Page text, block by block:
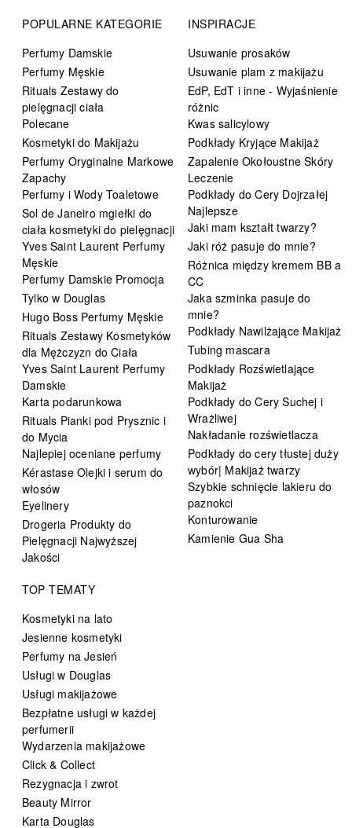
POPULARNE KATEGORIE
Perfumy Damskie
Perfumy Męskie
Rituals Zestawy do
pielęgnacji ciała
Polecane
Kosmetyki do Makijażu
Perfumy Oryginalne Markowe
Zapachy
Perfumy i Wody Toaletowe
Sol de Janeiro mgiełki do
ciała kosmetyki do pielęgnacji
Yves Saint Laurent Perfumy
Męskie
Perfumy Damskie Promocja
Tylko w Douglas
Hugo Boss Perfumy Męskie
Rituals Zestawy Kosmetyków
dla Mężczyzn do Ciała
Yves Saint Laurent Perfumy
Damskie
Karta podarunkowa
Rituals Pianki pod Prysznic i
do Mycia
Najlepiej oceniane perfumy
Kérastase Olejki i serum do
włosów
Eyelinery
Drogeria Produkty do
Pielęgnacji Najwyższej
Jakości
INSPIRACJE
Usuwanie prosaków
Usuwanie plam z makijażu
EdP, EdT i inne - Wyjaśnienie
różnic
Kwas salicylowy
Podkłady Kryjące Makijaż
Zapalenie Okołoustne Skóry
Leczenie
Podkłady do Cery Dojrzałej
Najlepsze
Jaki mam kształt twarzy?
Jaki róż pasuje do mnie?
Różnica między kremem BB a
CC
Jaka szminka pasuje do
mnie?
Podkłady Nawilżające Makijaż
Tubing mascara
Podkłady Rozświetlające
Makijaż
Podkłady do Cery Suchej i
Wrażliwej
Nakładanie rozświetlacza
Podkłady do cery tłustej duży
wybór| Makijaż twarzy
Szybkie schnięcie lakieru do
paznokci
Konturowanie
Kamienie Gua Sha
TOP TEMATY
Kosmetyki na lato
Jesienne kosmetyki
Perfumy na Jesień
Usługi w Douglas
Usługi makijażowe
Bezpłatne usługi w każdej
perfumerii
Wydarzenia makijażowe
Click & Collect
Rezygnacja i zwrot
Beauty Mirror
Karta Douglas